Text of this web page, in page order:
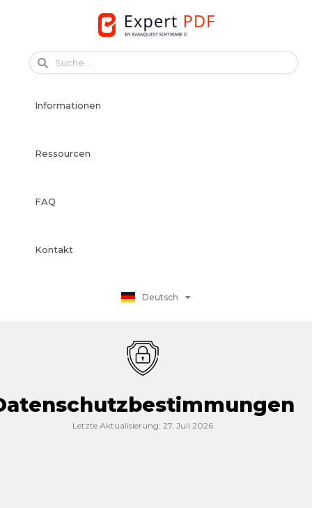
content
Informationen
Ressourcen
FAQ
Kontakt
Deutsch
日本語
Letzte Aktualisierung: 27. Juli 2026